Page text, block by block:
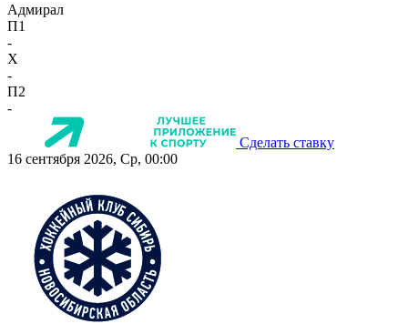
Адмирал
П1
-
X
-
П2
-
Сделать ставку
16 сентября 2026, Ср, 00:00